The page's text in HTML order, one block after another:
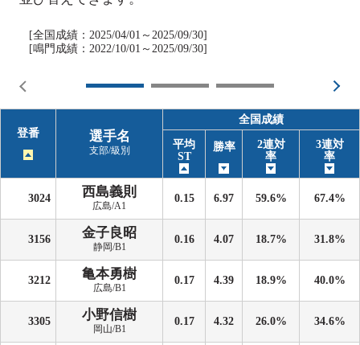
[全国成績：2025/04/01～2025/09/30]
[鳴門成績：2022/10/01～2025/09/30]
登番 選手名
支部/級別
全国成績
平均
ST
勝率
2連対
率
3連対
率
3024 西島義則
広島/A1
0.15 6.97 59.6% 67.4%
3156 金子良昭
静岡/B1
0.16 4.07 18.7% 31.8%
3212 亀本勇樹
広島/B1
0.17 4.39 18.9% 40.0%
3305 小野信樹
岡山/B1
0.17 4.32 26.0% 34.6%